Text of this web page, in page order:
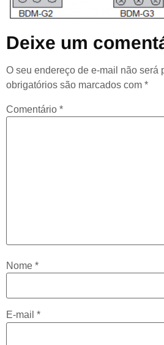
Deixe um
O seu endereço de e-mail não será
obrigatórios são marcados com *
Comentário *
Nome *
E-mail *